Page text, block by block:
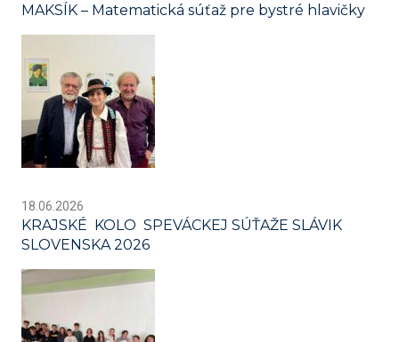
MAKSÍK – Matematická súťaž pre bystré hlavičky
18.06.2026
KRAJSKÉ KOLO SPEVÁCKEJ SÚŤAŽE SLÁVIK
SLOVENSKA 2026